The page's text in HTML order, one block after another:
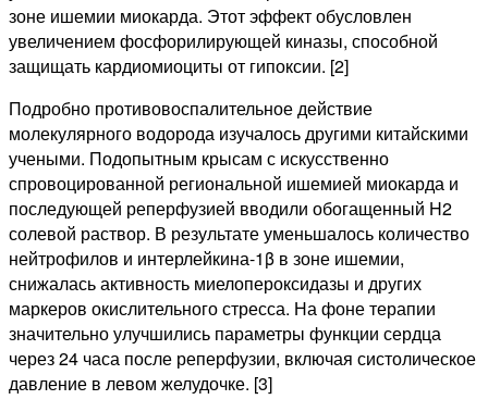
зоне ишемии миокарда. Этот эффект обусловлен
увеличением фосфорилирующей киназы, способной
защищать кардиомиоциты от гипоксии. [2]
Подробно противовоспалительное действие
молекулярного водорода изучалось другими китайскими
учеными. Подопытным крысам с искусственно
спровоцированной региональной ишемией миокарда и
последующей реперфузией вводили обогащенный H2
солевой раствор. В результате уменьшалось количество
нейтрофилов и интерлейкина-1β в зоне ишемии,
снижалась активность миелопероксидазы и других
маркеров окислительного стресса. На фоне терапии
значительно улучшились параметры функции сердца
через 24 часа после реперфузии, включая систолическое
давление в левом желудочке. [3]